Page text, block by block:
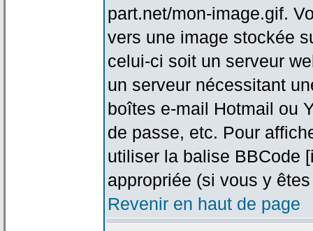
part.net/mon-image.gif.
vers une image stockée
celui-ci soit un serveur
un serveur nécessitant
boîtes e-mail Hotmail ou
de passe, etc. Pour
utiliser la balise BBCode
appropriée (si vous y
Revenir en haut de page